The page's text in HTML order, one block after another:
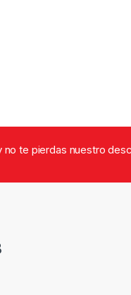
no te pierdas nuestro